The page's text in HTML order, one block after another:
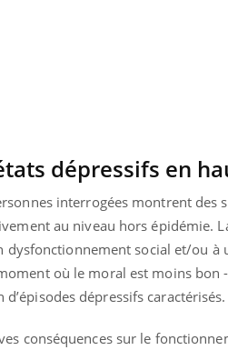
dépressifs en
interrogées montrent des
au niveau hors épidémie.
dysfonctionnement social et/ou à
où le moral est moins bon
dépressifs caractérisés.
conséquences sur le